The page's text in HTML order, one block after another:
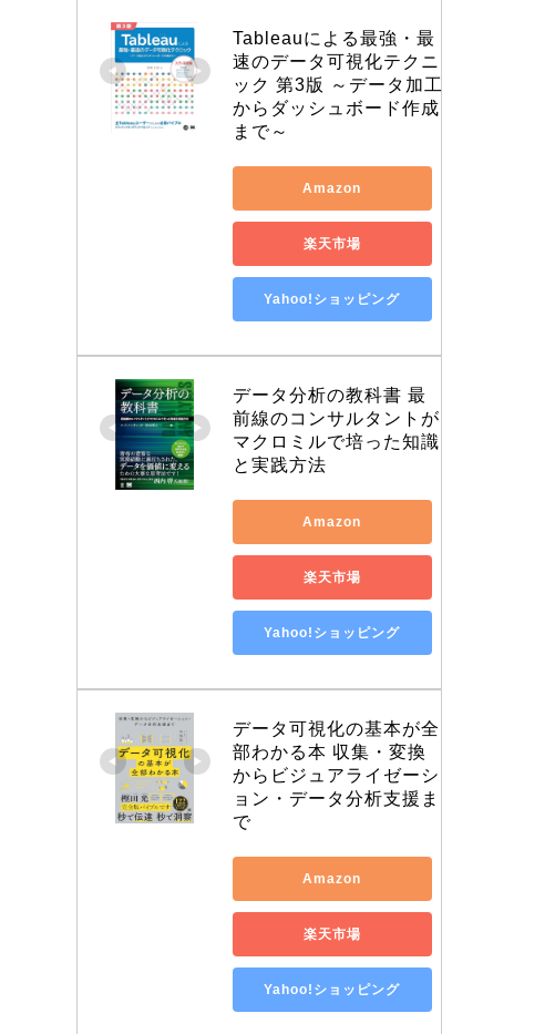
Tableauによる最強・最
速のデータ可視化テクニ
ック 第3版 ～データ加工
からダッシュボード作成
まで～
Amazon
楽天市場
Yahoo!ショッピング
データ分析の教科書 最
前線のコンサルタントが
マクロミルで培った知識
と実践方法
Amazon
楽天市場
Yahoo!ショッピング
データ可視化の基本が全
部わかる本 収集・変換
からビジュアライゼーシ
ョン・データ分析支援ま
で
Amazon
楽天市場
Yahoo!ショッピング